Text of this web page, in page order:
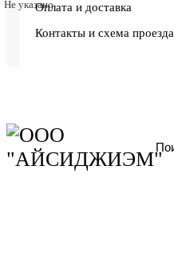
Оплата и доставка
Контакты и схема проезда
Не указано